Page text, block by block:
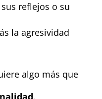
reflejos o su
la agresividad
algo más que